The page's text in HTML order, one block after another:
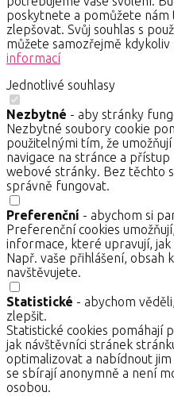
poskytnete a pomůžete nám
zlepšovat. Svůj souhlas s
můžete samozřejmě
informací
Jednotlivé souhlasy
Nezbytné - aby stránky
Nezbytné soubory cookie
použitelnými tím, že
navigace na stránce a
webové stránky. Bez těchto
správně fungovat.
Preferenční - abychom si
Preferenční cookies
informace, které upravují,
Např. vaše přihlášení, obsah
navštěvujete.
Statistické - abychom
zlepšit.
Statistické cookies pomáhají
jak návštěvníci stránek
optimalizovat a nabídnout
se sbírají anonymně a není
osobou.